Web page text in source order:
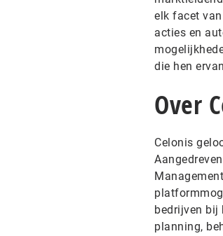
elk facet
acties en
die hen
Over
Celonis
bedrijven bij
planning,